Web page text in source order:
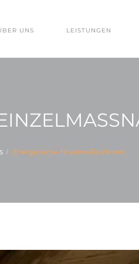
UNS LEISTUNGEN
Energetische Einzelmaßnahmen